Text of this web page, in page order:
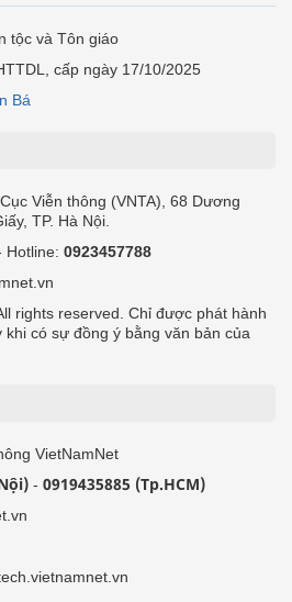
tộc và Tôn giáo
cấp ngày 17/10/2025
Bá
Viễn thông (VNTA), 68 Dương
TP. Hà Nội.
Hotline: 0923457788
rights reserved. Chỉ được phát hành
có sự đồng ý bằng văn bản của
VietNamNet
- 0919435885 (Tp.HCM)